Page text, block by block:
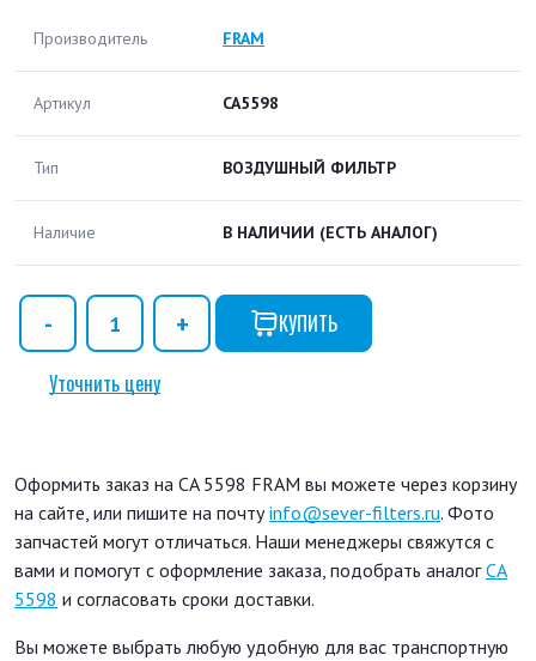
Производитель FRAM
Артикул CA5598
Тип ВОЗДУШНЫЙ ФИЛЬТР
Наличие В НАЛИЧИИ (ЕСТЬ АНАЛОГ)
КУПИТЬ
Уточнить цену
Оформить заказ на CA 5598 FRAM вы можете через корзину
на сайте, или пишите на почтуinfo@sever-filters.ru. Фото
запчастей могут отличаться. Наши менеджеры свяжутся с
вами и помогут с оформление заказа, подобрать аналогCA
5598 и согласовать сроки доставки.
Вы можете выбрать любую удобную для вас транспортную